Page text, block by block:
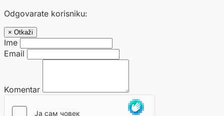
Odgovarate korisniku:
× Otkaži
Ime
Email
Komentar